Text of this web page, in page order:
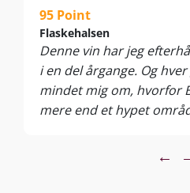
95 Point
Flaskehalsen
Denne vin har jeg
i en del årgange. Og
mindet mig om, hvorfor
mere end et hypet
←